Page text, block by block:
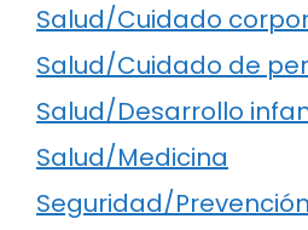
Salud/Cuidado
Salud/Cuidado de
Salud/Desarrollo
Salud/Medicina
Seguridad/